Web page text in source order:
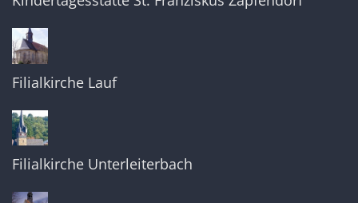
Filialkirche Lauf
Filialkirche Unterleiterbach